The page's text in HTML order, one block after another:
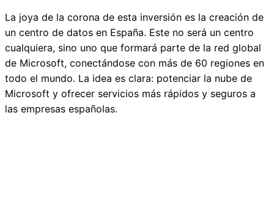
La joya de la corona de esta inversión es la creación de
un centro de datos en España. Este no será un centro
cualquiera, sino uno que formará parte de la red global
de Microsoft, conectándose con más de 60 regiones en
todo el mundo. La idea es clara: potenciar la nube de
Microsoft y ofrecer servicios más rápidos y seguros a
las empresas españolas.